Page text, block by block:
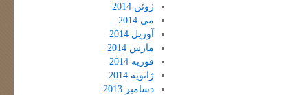
ژوئن 2014
می 2014
آوریل 2014
مارس 2014
فوریه 2014
ژانویه 2014
دسامبر 2013